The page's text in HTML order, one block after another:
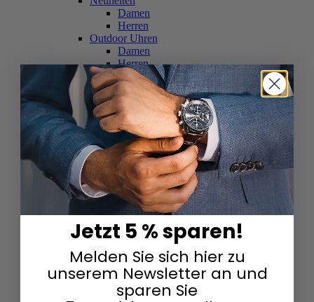
Damen
Herren
Outdoor Uhren
Damen
Herren
Schweizer Uhren
Damen
Herren
Skelettuhren
Damen
Herren
Smartwatches
Damen
Herren
Solaruhren
Herren
Damen
Sportuhren
Damen
Herren
Swarovski & Edelsteine
Damen
Herren
Jetzt 5 % sparen!
Melden Sie sich hier zu
unserem Newsletter an und
sparen Sie